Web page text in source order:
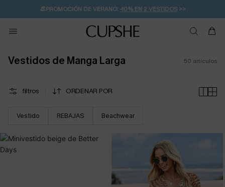
👒PROMOCIÓN DE VERANO: -10% EN 2 VESTIDOS>>
💌¡SUSCRIBIRSE & GANAR -10% EXTRA!
🚚ENVÍO GRATUITO A PARTIR DE 49 € >>
Vestidos de Manga Larga 50 artículos
filtros ORDENAR POR
Vestido REBAJAS Beachwear